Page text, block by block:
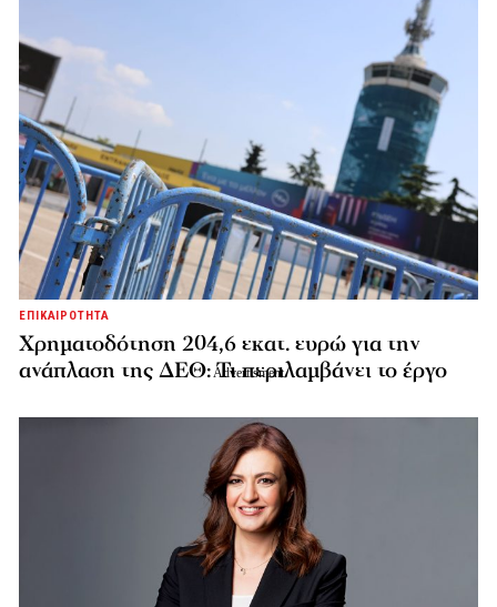
ΕΠΙΚΑΙΡΟΤΗΤΑ
Χρηματοδότηση 204,6 εκατ. ευρώ για την
ανάπλαση της ΔΕΘ: Τι περιλαμβάνει το έργο